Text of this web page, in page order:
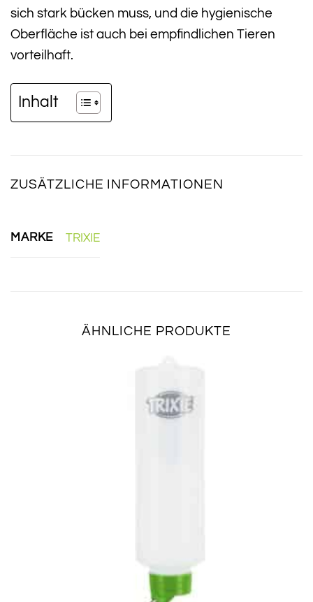
sich stark bücken muss, und die hygienische
Oberfläche ist auch bei empfindlichen Tieren
vorteilhaft.
Inhalt
ZUSÄTZLICHE INFORMATIONEN
MARKE TRIXIE
ÄHNLICHE PRODUKTE